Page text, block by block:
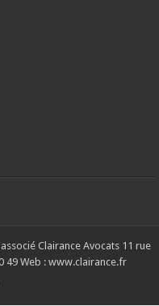
Clairance Avocats 11 rue
49 Web : www.clairance.fr